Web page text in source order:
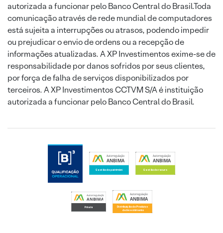
autorizada a funcionar pelo Banco Central do Brasil.Toda
comunicação através de rede mundial de computadores
está sujeita a interrupções ou atrasos, podendo impedir
ou prejudicar o envio de ordens ou a recepção de
informações atualizadas. A XP Investimentos exime-se de
responsabilidade por danos sofridos por seus clientes,
por força de falha de serviços disponibilizados por
terceiros. A XP Investimentos CCTVM S/A é instituição
autorizada a funcionar pelo Banco Central do Brasil.